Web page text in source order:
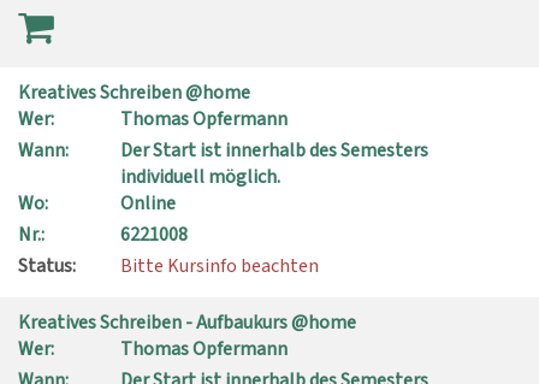
Kreatives Schreiben @home
Wer:
Thomas Opfermann
Wann:
Der Start ist innerhalb des Semesters
individuell möglich.
Wo:
Online
Nr.:
6221008
Status:
Bitte Kursinfo beachten
Kreatives Schreiben - Aufbaukurs @home
Wer:
Thomas Opfermann